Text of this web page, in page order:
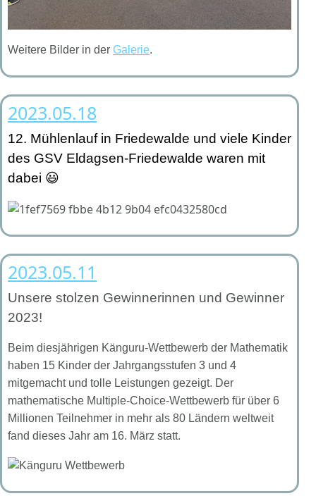
Weitere Bilder in der Galerie.
2023.05.18
12. Mühlenlauf in Friedewalde und viele Kinder
des GSV Eldagsen-Friedewalde waren mit
dabei 😃
2023.05.11
Unsere stolzen Gewinnerinnen und Gewinner
2023!
Beim diesjährigen Känguru-Wettbewerb der Mathematik
haben 15 Kinder der Jahrgangsstufen 3 und 4
mitgemacht und tolle Leistungen gezeigt. Der
mathematische Multiple-Choice-Wettbewerb für über 6
Millionen Teilnehmer in mehr als 80 Ländern weltweit
fand dieses Jahr am 16. März statt.